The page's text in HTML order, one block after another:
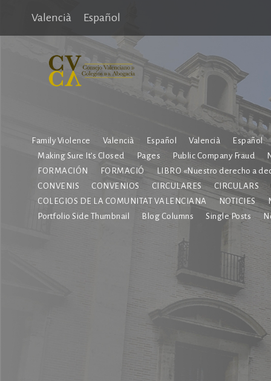
Valencià Español
Family Violence Valencià Español Valencià Español
Making Sure It’s Closed
Pages Public Company Fraud
FORMACIÓN
FORMACIÓ LIBRO «Nuestro derecho a
CONVENIS
CONVENIOS CIRCULARES CIRCULARS
COLEGIOS DE LA COMUNITAT VALENCIANA
NOTICIES
Portfolio Side Thumbnail
Blog Columns Single Posts